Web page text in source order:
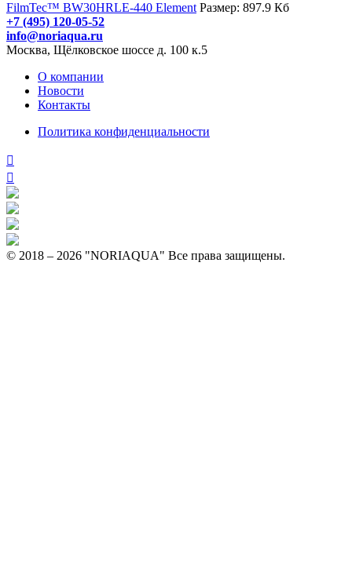
FilmTec™ BW30HRLE-440 Element Размер: 897.9 Кб
+7 (495) 120-05-52
info@noriaqua.ru
Москва, Щёлковское шоссе д. 100 к.5
О компании
Новости
Контакты
Политика конфиденциальности
© 2018 – 2026 "NORIAQUA" Все права защищены.